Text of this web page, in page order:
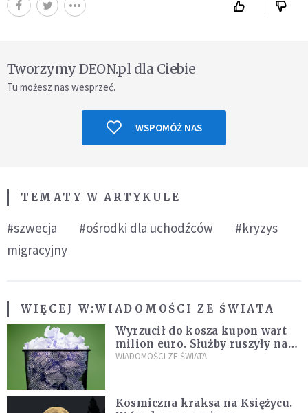
Tworzymy DEON.pl dla Ciebie
Tu możesz nas wesprzeć.
WSPOMÓŻ NAS
TEMATY W ARTYKULE
#szwecja #ośrodki dla uchodźców
#kryzys
migracyjny
WIĘCEJ W:WIADOMOŚCI ZE ŚWIATA
Wyrzucił do kosza kupon wart
milion euro. Służby ruszyły na
poszukiwania
WIADOMOŚCI ZE ŚWIATA
Kosmiczna kraksa na Księżycu.